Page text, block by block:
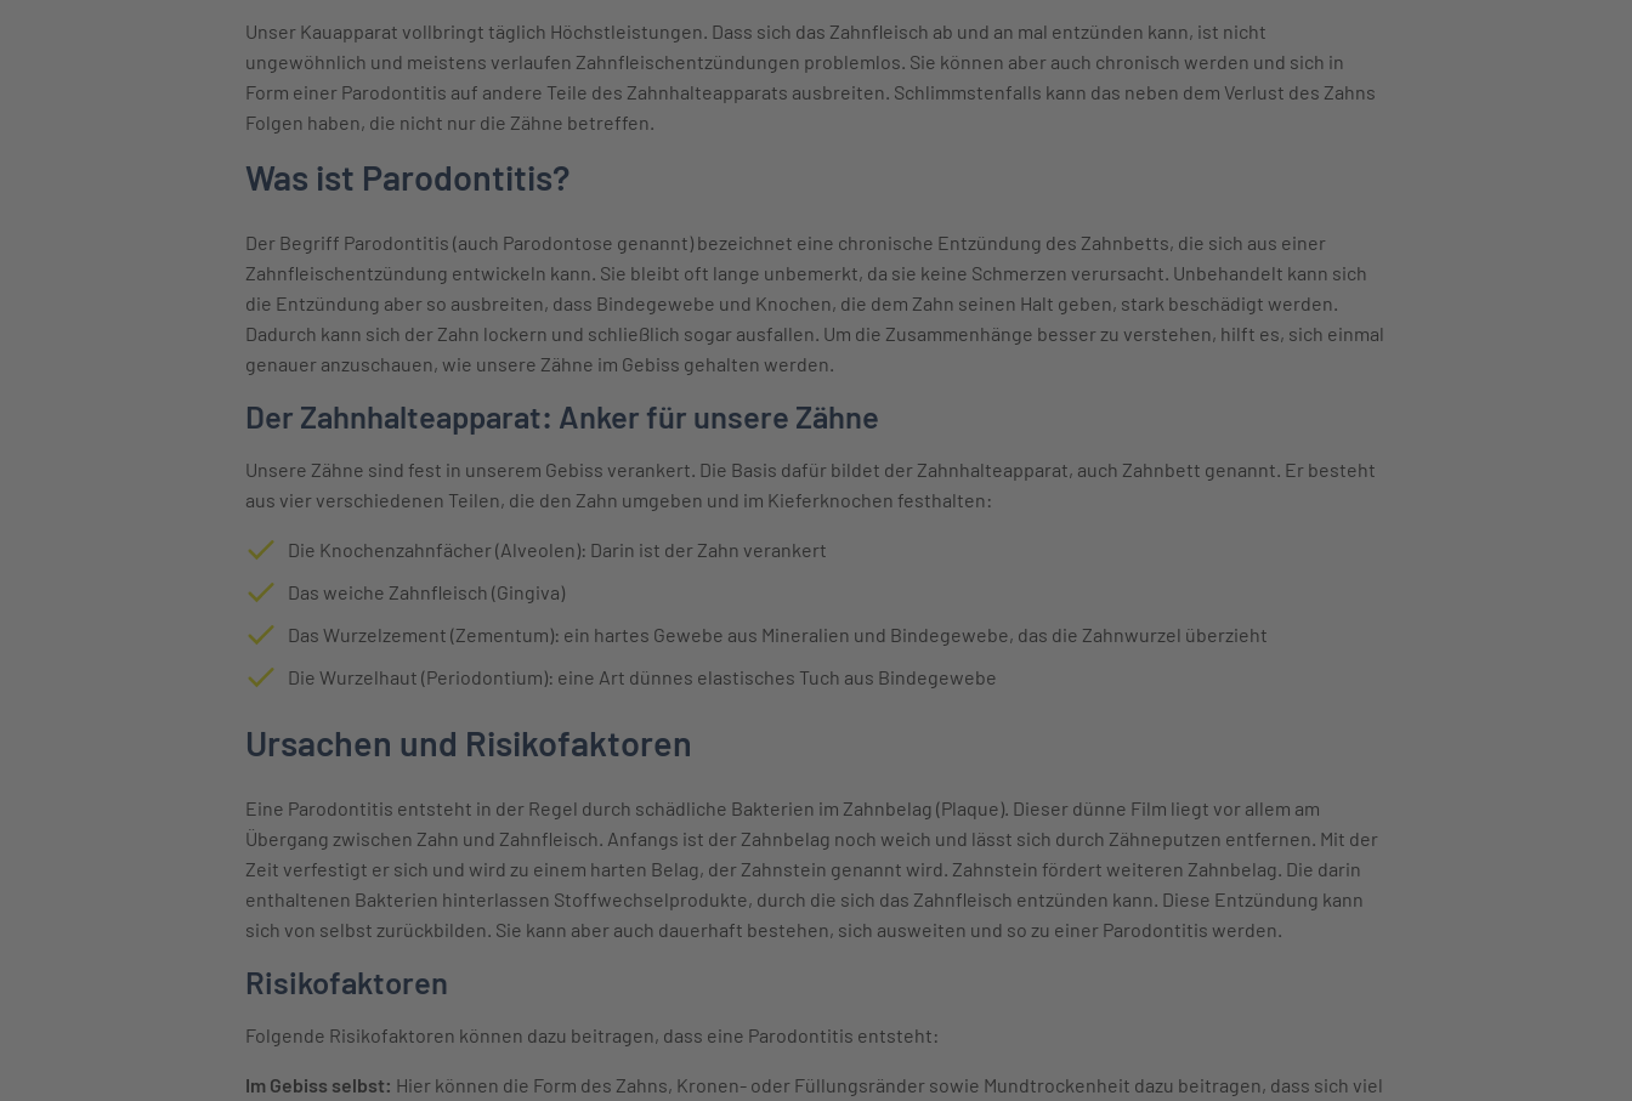
Unser Kauapparat vollbringt täglich Höchstleistungen. Dass sich das Zahnfleisch ab und an mal entzünden kann, ist nicht
ungewöhnlich und meistens verlaufen Zahnfleischentzündungen problemlos. Sie können aber auch chronisch werden und sich in
Form einer Parodontitis auf andere Teile des Zahnhalteapparats ausbreiten. Schlimmstenfalls kann das neben dem Verlust des Zahns
Folgen haben, die nicht nur die Zähne betreffen.
Was ist Parodontitis?
Der Begriff Parodontitis (auch Parodontose genannt) bezeichnet eine chronische Entzündung des Zahnbetts, die sich aus einer
Zahnfleischentzündung entwickeln kann. Sie bleibt oft lange unbemerkt, da sie keine Schmerzen verursacht. Unbehandelt kann sich
die Entzündung aber so ausbreiten, dass Bindegewebe und Knochen, die dem Zahn seinen Halt geben, stark beschädigt werden.
Dadurch kann sich der Zahn lockern und schließlich sogar ausfallen. Um die Zusammenhänge besser zu verstehen, hilft es, sich einmal
genauer anzuschauen, wie unsere Zähne im Gebiss gehalten werden.
Der Zahnhalteapparat: Anker für unsere Zähne
Unsere Zähne sind fest in unserem Gebiss verankert. Die Basis dafür bildet der Zahnhalteapparat, auch Zahnbett genannt. Er besteht
aus vier verschiedenen Teilen, die den Zahn umgeben und im Kieferknochen festhalten:
Die Knochenzahnfächer (Alveolen): Darin ist der Zahn verankert
Das weiche Zahnfleisch (Gingiva)
Das Wurzelzement (Zementum): ein hartes Gewebe aus Mineralien und Bindegewebe, das die Zahnwurzel überzieht
Die Wurzelhaut (Periodontium): eine Art dünnes elastisches Tuch aus Bindegewebe
Ursachen und Risikofaktoren
Eine Parodontitis entsteht in der Regel durch schädliche Bakterien im Zahnbelag (Plaque). Dieser dünne Film liegt vor allem am
Übergang zwischen Zahn und Zahnfleisch. Anfangs ist der Zahnbelag noch weich und lässt sich durch Zähneputzen entfernen. Mit der
Zeit verfestigt er sich und wird zu einem harten Belag, der Zahnstein genannt wird. Zahnstein fördert weiteren Zahnbelag. Die darin
enthaltenen Bakterien hinterlassen Stoffwechselprodukte, durch die sich das Zahnfleisch entzünden kann. Diese Entzündung kann
sich von selbst zurückbilden. Sie kann aber auch dauerhaft bestehen, sich ausweiten und so zu einer Parodontitis werden.
Risikofaktoren
Folgende Risikofaktoren können dazu beitragen, dass eine Parodontitis entsteht:
Im Gebiss selbst: Hier können die Form des Zahns, Kronen- oder Füllungsränder sowie Mundtrockenheit dazu beitragen, dass sich viel